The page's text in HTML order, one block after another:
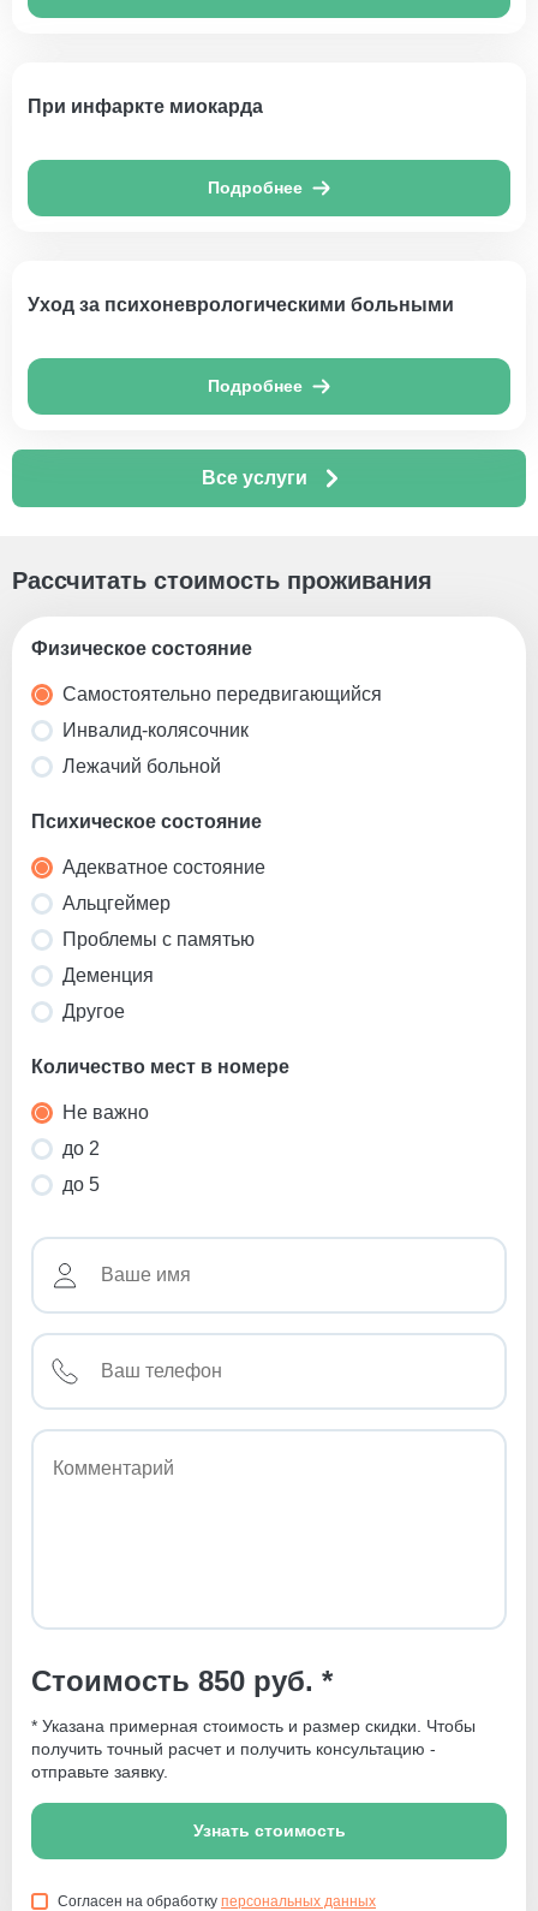
При инфаркте миокарда
Подробнее
Уход за психоневрологическими больными
Подробнее
Все услуги
Рассчитать стоимость проживания
Физическое состояние
Самостоятельно передвигающийся
Инвалид-колясочник
Лежачий больной
Психическое состояние
Адекватное состояние
Альцгеймер
Проблемы с памятью
Деменция
Другое
Количество мест в номере
Не важно
до 2
до 5
Стоимость 850 руб. *
* Указана примерная стоимость и размер скидки. Чтобы
получить точный расчет и получить консультацию -
отправьте заявку.
Узнать стоимость
Согласен на обработку персональных данных